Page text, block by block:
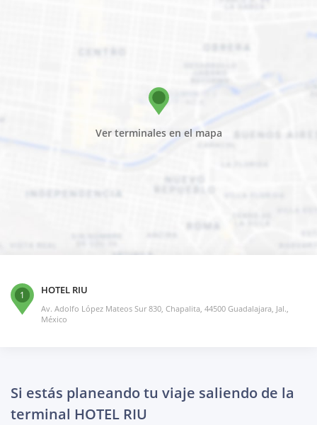
Ver terminales en el mapa
1 HOTEL RIU
Av. Adolfo López Mateos Sur 830, Chapalita, 44500 Guadalajara, Jal.,
México
Si estás planeando tu viaje saliendo de la
terminal HOTEL RIU